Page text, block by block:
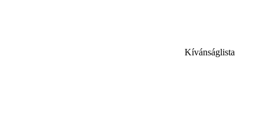
Kívánságlista